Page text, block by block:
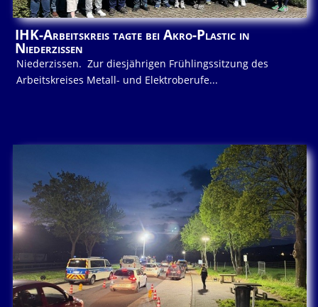
IHK-Arbeitskreis tagte bei Akro-Plastic in
Niederzissen
Niederzissen. Zur diesjährigen Frühlingssitzung des
Arbeitskreises Metall- und Elektroberufe...